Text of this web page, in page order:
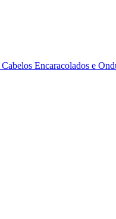
Encaracolados e